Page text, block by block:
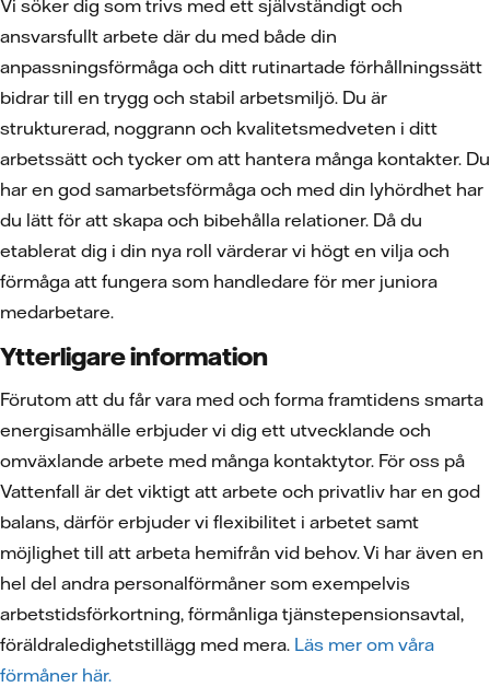
Vi söker dig som trivs med ett självständigt och
ansvarsfullt arbete där du med både din
anpassningsförmåga och ditt rutinartade förhållningssätt
bidrar till en trygg och stabil arbetsmiljö. Du är
strukturerad, noggrann och kvalitetsmedveten i ditt
arbetssätt och tycker om att hantera många kontakter. Du
har en god samarbetsförmåga och med din lyhördhet har
du lätt för att skapa och bibehålla relationer. Då du
etablerat dig i din nya roll värderar vi högt en vilja och
förmåga att fungera som handledare för mer juniora
medarbetare.
Ytterligare information
Förutom att du får vara med och forma framtidens smarta
energisamhälle erbjuder vi dig ett utvecklande och
omväxlande arbete med många kontaktytor. För oss på
Vattenfall är det viktigt att arbete och privatliv har en god
balans, därför erbjuder vi flexibilitet i arbetet samt
möjlighet till att arbeta hemifrån vid behov. Vi har även en
hel del andra personalförmåner som exempelvis
arbetstidsförkortning, förmånliga tjänstepensionsavtal,
föräldraledighetstillägg med mera. Läs mer om våra
förmåner här.